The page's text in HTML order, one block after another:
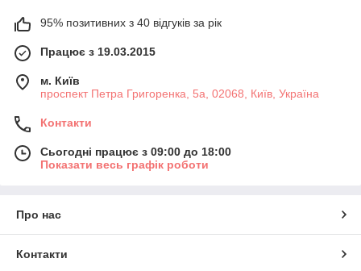
95% позитивних з 40 відгуків за рік
Працює з 19.03.2015
м. Київ
проспект Петра Григоренка, 5а, 02068, Київ, Україна
Контакти
Сьогодні працює з 09:00 до 18:00
Показати весь графік роботи
Про нас
Контакти